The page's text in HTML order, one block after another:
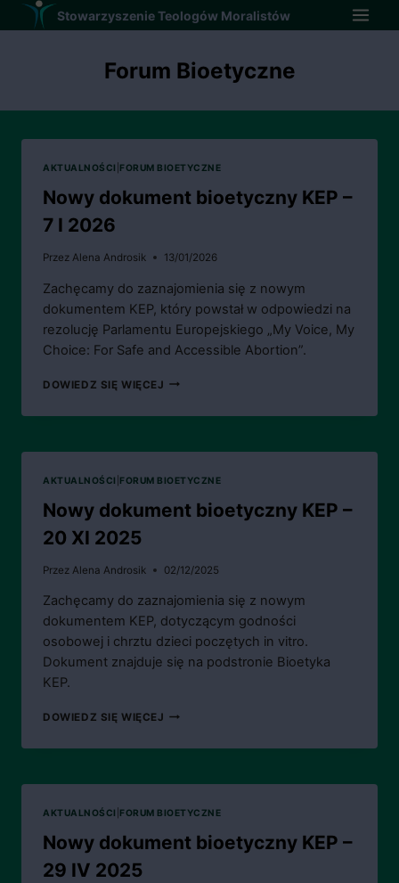
Przejdź
do
Stowarzyszenie Teologów Moralistów
Forum Bioetyczne
AKTUALNOŚCI FORUM BIOETYCZNE
Nowy dokument bioetyczny KEP –
7 I 2026
Przez Alena Androsik 13/01/2026
Zachęcamy do zaznajomienia się z nowym
dokumentem KEP, który powstał w odpowiedzi na
rezolucję Parlamentu Europejskiego „My Voice, My
Choice: For Safe and Accessible Abortion”.
DOWIEDZ SIĘ WIĘCEJ NOWY
I
AKTUALNOŚCI FORUM BIOETYCZNE
Nowy dokument bioetyczny KEP –
20 XI 2025
Przez Alena Androsik 02/12/2025
Zachęcamy do zaznajomienia się z nowym
dokumentem KEP, dotyczącym godności
osobowej i chrztu dzieci poczętych in vitro.
Dokument znajduje się na podstronie Bioetyka
KEP.
DOWIEDZ SIĘ WIĘCEJ NOWY
BIOETYCZNY
XI
AKTUALNOŚCI FORUM BIOETYCZNE
Nowy dokument bioetyczny KEP –
29 IV 2025